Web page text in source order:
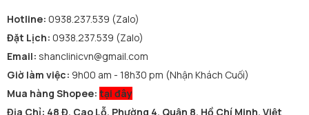
Hotline: 0938.237.539 (Zalo)
Đặt Lịch: 0938.237.539 (Zalo)
Email: shanclinicvn@gmail.com
Giờ làm việc: 9h00 am - 18h30 pm (Nhận Khách Cuối)
Mua hàng Shopee: tại đây
Địa Chỉ: 48 Đ. Cao Lỗ, Phường 4, Quận 8, Hồ Chí Minh, Việt